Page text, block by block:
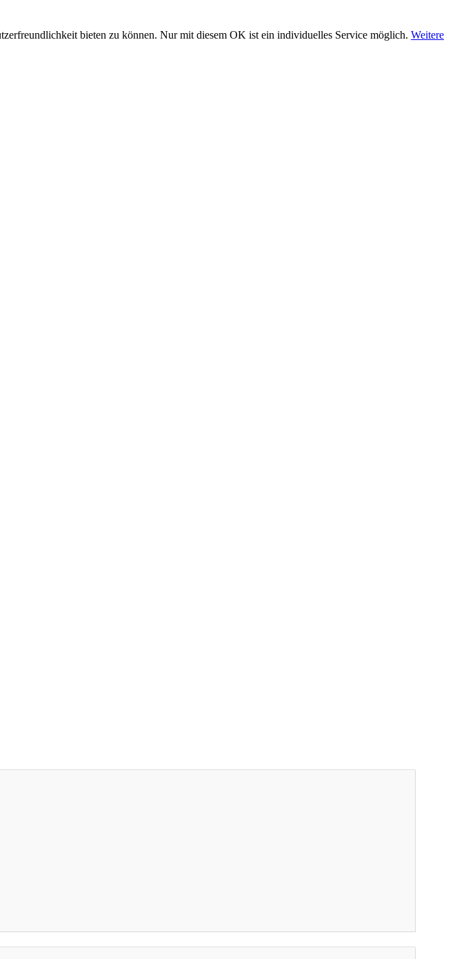
bieten zu können. Nur mit diesem OK ist ein individuelles Service möglich. Weitere